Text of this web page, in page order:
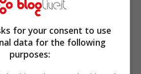
for your consent to use
data for the following
purposes: